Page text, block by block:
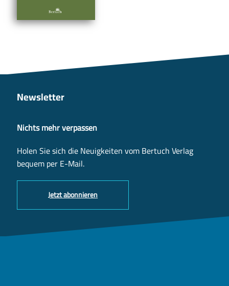
Newsletter
Nichts mehr verpassen
Holen Sie sich die Neuigkeiten vom Bertuch Verlag
bequem per E-Mail.
Jetzt abonnieren